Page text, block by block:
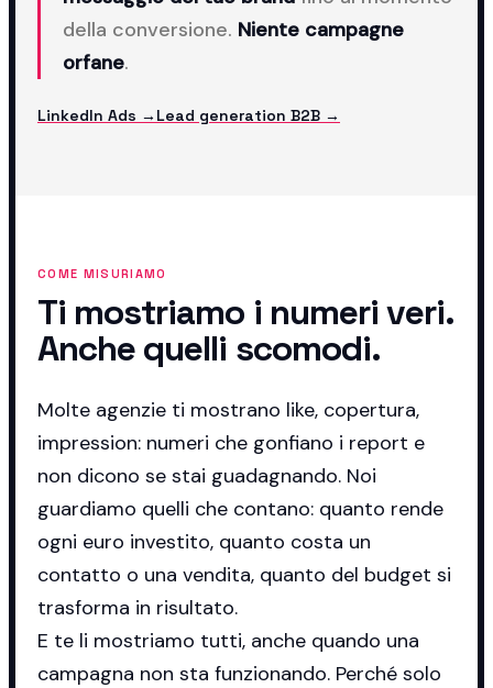
della conversione. Niente campagne
orfane.
LinkedIn Ads → Lead generation B2B →
COME MISURIAMO
Ti mostriamo i numeri veri.
Anche quelli scomodi.
Molte agenzie ti mostrano like, copertura,
impression: numeri che gonfiano i report e
non dicono se stai guadagnando. Noi
guardiamo quelli che contano: quanto rende
ogni euro investito, quanto costa un
contatto o una vendita, quanto del budget si
trasforma in risultato.
E te li mostriamo tutti, anche quando una
campagna non sta funzionando. Perché solo